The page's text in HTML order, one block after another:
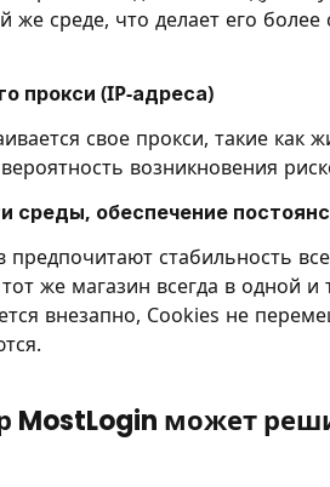
же среде, что делает его
прокси (IP-адреса)
свое прокси, такие
возникновения
среды, обеспечение
стабильность
же магазин всегда в одной и
внезапно, Cookies не
MostLogin может